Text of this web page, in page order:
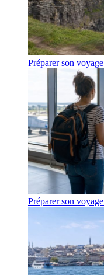
Préparer son
Préparer son